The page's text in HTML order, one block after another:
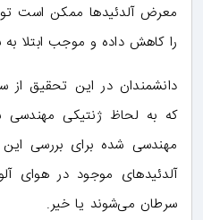
معرض آلدئیدها ممکن است
را کاهش داده و موجب ابتلا
دانشمندان در این تحقیق از
که به لحاظ ژنتیکی مهندسی
مهندسی شده برای بررسی
آلدئیدهای موجود در هوای
سرطان می‌شوند یا خیر.